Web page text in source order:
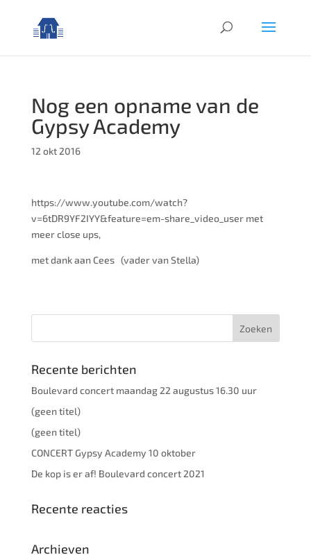
Nog een opname van de
Gypsy Academy
12 okt 2016
https://www.youtube.com/watch?
v=6tDR9YF2IYY&feature=em-share_video_user met
meer close ups,
met dank aan Cees (vader van Stella)
Recente berichten
Boulevard concert maandag 22 augustus 16.30 uur
(geen titel)
(geen titel)
CONCERT Gypsy Academy 10 oktober
De kop is er af! Boulevard concert 2021
Recente reacties
Archieven